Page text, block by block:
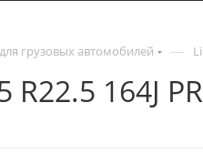
грузовых автомобилей —
R22.5 164J